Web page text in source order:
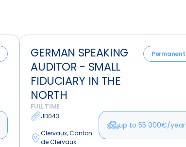
GERMAN SPEAKING
AUDITOR - SMALL
FIDUCIARY IN THE
NORTH
Permanent
FULL TIME
JD043
Clervaux, Canton
de Clervaux
up to 55 000€/year
German
Speaking
Auditor
Small
Fiduciary
North